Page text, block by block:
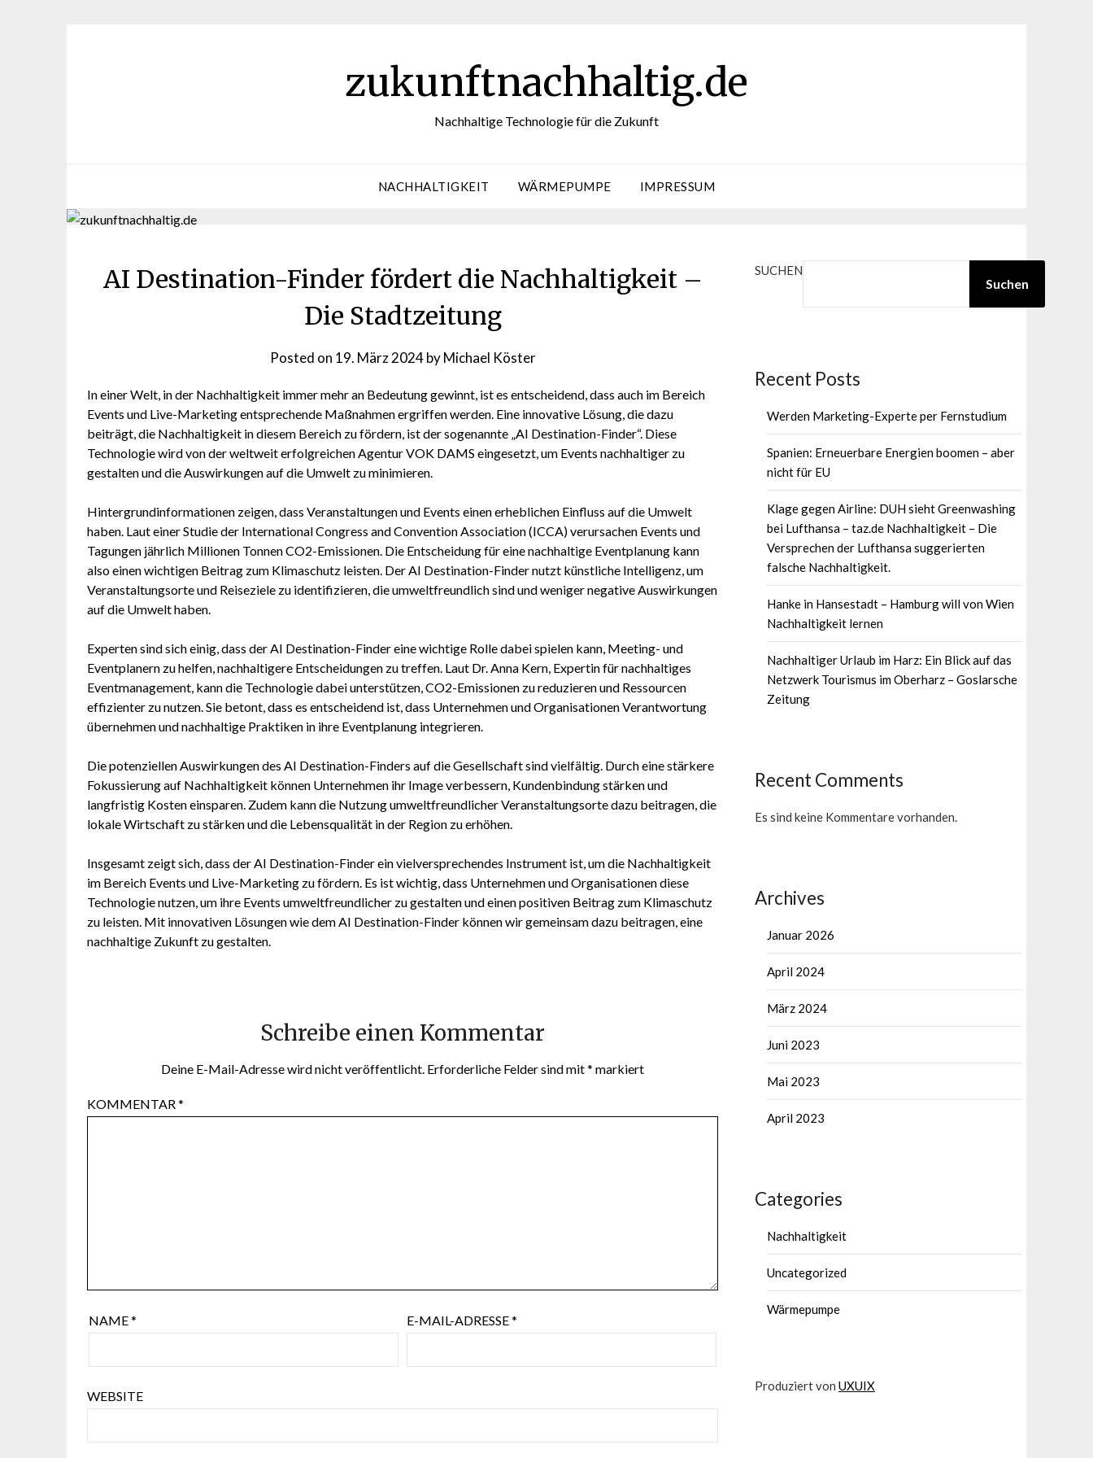
zukunftnachhaltig.de
Nachhaltige Technologie für die Zukunft
NACHHALTIGKEIT WÄRMEPUMPE IMPRESSUM
AI Destination-Finder fördert die Nachhaltigkeit –
Die Stadtzeitung
Posted on 19. März 2024byMichael Köster
In einer Welt, in der Nachhaltigkeit immer mehr an Bedeutung gewinnt, ist es entscheidend, dass auch im Bereich
Events und Live-Marketing entsprechende Maßnahmen ergriffen werden. Eine innovative Lösung, die dazu
beiträgt, die Nachhaltigkeit in diesem Bereich zu fördern, ist der sogenannte „AI Destination-Finder“. Diese
Technologie wird von der weltweit erfolgreichen Agentur VOK DAMS eingesetzt, um Events nachhaltiger zu
gestalten und die Auswirkungen auf die Umwelt zu minimieren.
Hintergrundinformationen zeigen, dass Veranstaltungen und Events einen erheblichen Einfluss auf die Umwelt
haben. Laut einer Studie der International Congress and Convention Association (ICCA) verursachen Events und
Tagungen jährlich Millionen Tonnen CO2-Emissionen. Die Entscheidung für eine nachhaltige Eventplanung kann
also einen wichtigen Beitrag zum Klimaschutz leisten. Der AI Destination-Finder nutzt künstliche Intelligenz, um
Veranstaltungsorte und Reiseziele zu identifizieren, die umweltfreundlich sind und weniger negative Auswirkungen
auf die Umwelt haben.
Experten sind sich einig, dass der AI Destination-Finder eine wichtige Rolle dabei spielen kann, Meeting- und
Eventplanern zu helfen, nachhaltigere Entscheidungen zu treffen. Laut Dr. Anna Kern, Expertin für nachhaltiges
Eventmanagement, kann die Technologie dabei unterstützen, CO2-Emissionen zu reduzieren und Ressourcen
effizienter zu nutzen. Sie betont, dass es entscheidend ist, dass Unternehmen und Organisationen Verantwortung
übernehmen und nachhaltige Praktiken in ihre Eventplanung integrieren.
Die potenziellen Auswirkungen des AI Destination-Finders auf die Gesellschaft sind vielfältig. Durch eine stärkere
Fokussierung auf Nachhaltigkeit können Unternehmen ihr Image verbessern, Kundenbindung stärken und
langfristig Kosten einsparen. Zudem kann die Nutzung umweltfreundlicher Veranstaltungsorte dazu beitragen, die
lokale Wirtschaft zu stärken und die Lebensqualität in der Region zu erhöhen.
Insgesamt zeigt sich, dass der AI Destination-Finder ein vielversprechendes Instrument ist, um die Nachhaltigkeit
im Bereich Events und Live-Marketing zu fördern. Es ist wichtig, dass Unternehmen und Organisationen diese
Technologie nutzen, um ihre Events umweltfreundlicher zu gestalten und einen positiven Beitrag zum Klimaschutz
zu leisten. Mit innovativen Lösungen wie dem AI Destination-Finder können wir gemeinsam dazu beitragen, eine
nachhaltige Zukunft zu gestalten.
Schreibe einen Kommentar
Deine E-Mail-Adresse wird nicht veröffentlicht. Erforderliche Felder sind mit* markiert
KOMMENTAR*
NAME* E-MAIL-ADRESSE*
WEBSITE
SUCHEN
Suchen
Recent Posts
Werden Marketing-Experte per Fernstudium
Spanien: Erneuerbare Energien boomen – aber
nicht für EU
Klage gegen Airline: DUH sieht Greenwashing
bei Lufthansa – taz.de Nachhaltigkeit – Die
Versprechen der Lufthansa suggerierten
falsche Nachhaltigkeit.
Hanke in Hansestadt – Hamburg will von Wien
Nachhaltigkeit lernen
Nachhaltiger Urlaub im Harz: Ein Blick auf das
Netzwerk Tourismus im Oberharz – Goslarsche
Zeitung
Recent Comments
Es sind keine Kommentare vorhanden.
Archives
Januar 2026
April 2024
März 2024
Juni 2023
Mai 2023
April 2023
Categories
Nachhaltigkeit
Uncategorized
Wärmepumpe
Produziert von UXUIX